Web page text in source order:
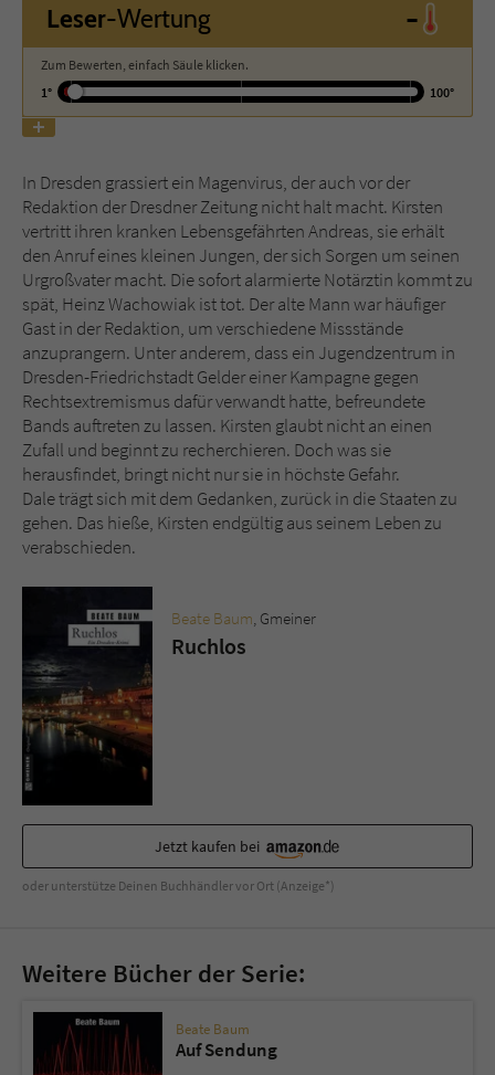
Leser-Wertung -
Zum Bewerten, einfach Säule klicken.
1°
100°
In Dresden grassiert ein Magenvirus, der auch vor der
Redaktion der Dresdner Zeitung nicht halt macht. Kirsten
vertritt ihren kranken Lebensgefährten Andreas, sie erhält
den Anruf eines kleinen Jungen, der sich Sorgen um seinen
Urgroßvater macht. Die sofort alarmierte Notärztin kommt zu
spät, Heinz Wachowiak ist tot. Der alte Mann war häufiger
Gast in der Redaktion, um verschiedene Missstände
anzuprangern. Unter anderem, dass ein Jugendzentrum in
Dresden-Friedrichstadt Gelder einer Kampagne gegen
Rechtsextremismus dafür verwandt hatte, befreundete
Bands auftreten zu lassen. Kirsten glaubt nicht an einen
Zufall und beginnt zu recherchieren. Doch was sie
herausfindet, bringt nicht nur sie in höchste Gefahr.
Dale trägt sich mit dem Gedanken, zurück in die Staaten zu
gehen. Das hieße, Kirsten endgültig aus seinem Leben zu
verabschieden.
Beate Baum, Gmeiner
Ruchlos
Jetzt kaufen bei
oder unterstütze Deinen Buchhändler vor Ort (Anzeige*)
Weitere Bücher der Serie:
Beate Baum
Auf Sendung
Name tx_pwcomments_ahash
Anbieter Literatur-Couch Medien GmbH & Co. KG
Zweck Cookie für Kommentare einzelner Buchtitel
Name fe_typo_user
Anbieter Literatur-Couch Medien GmbH & Co. KG
Laufzeit Session
Zweck
Dieses Cookie gewährleistet die
Kommunikation der Webseite mit dem
Benutzer. Es wird benötigt um z. B. den
Sicherheitscode des Kontaktformulars zu
überprüfen.